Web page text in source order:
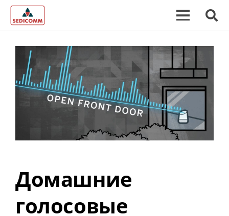
Домашние
голосовые